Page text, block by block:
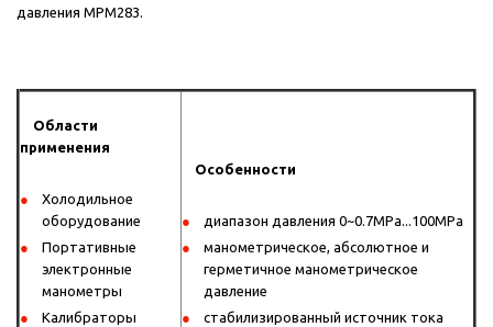
давления MPM283.
Области
применения
Холодильное
оборудование
Портативные
электронные
манометры
Калибраторы
Особенности
диапазон давления 0~0.7MPa...100MPa
манометрическое, абсолютное и
герметичное манометрическое
давление
стабилизированный источник тока